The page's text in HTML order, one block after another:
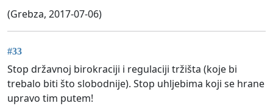
(Grebza, 2017-07-06)
#33
Stop državnoj birokraciji i regulaciji tržišta (koje bi
trebalo biti što slobodnije). Stop uhljebima koji se hrane
upravo tim putem!